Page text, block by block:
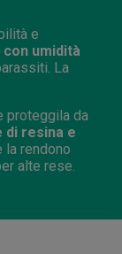
e
umidità
La
proteggila da
di resina e
la rendono
alte rese.